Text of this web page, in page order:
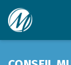
Ville de Malartic